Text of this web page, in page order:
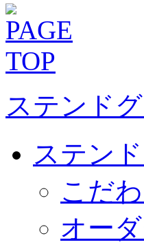
ステンド
ステン
こだわ
オー